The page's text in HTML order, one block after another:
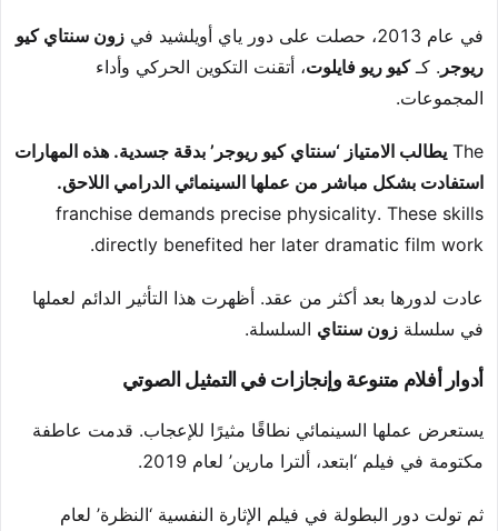
في عام 2013، حصلت على دور ياي أويلشيد في
زون سنتاي كيو
ريوجر . كـكيو ريو فايلوت، أتقنت التكوين الحركي وأداء
المجموعات.
The يطالب الامتياز ‘سنتاي كيو ريوجر’ بدقة جسدية. هذه المهارات
استفادت بشكل مباشر من عملها السينمائي الدرامي اللاحق.
franchise demands precise physicality. These skills
directly benefited her later dramatic film work.
عادت لدورها بعد أكثر من عقد. أظهرت هذا التأثير الدائم لعملها
في سلسلة زون سنتاي السلسلة.
أدوار أفلام متنوعة وإنجازات في التمثيل الصوتي
يستعرض عملها السينمائي نطاقًا مثيرًا للإعجاب. قدمت عاطفة
مكتومة في فيلم ‘ابتعد، ألترا مارين’ لعام 2019.
ثم تولت دور البطولة في فيلم الإثارة النفسية ‘النظرة’ لعام